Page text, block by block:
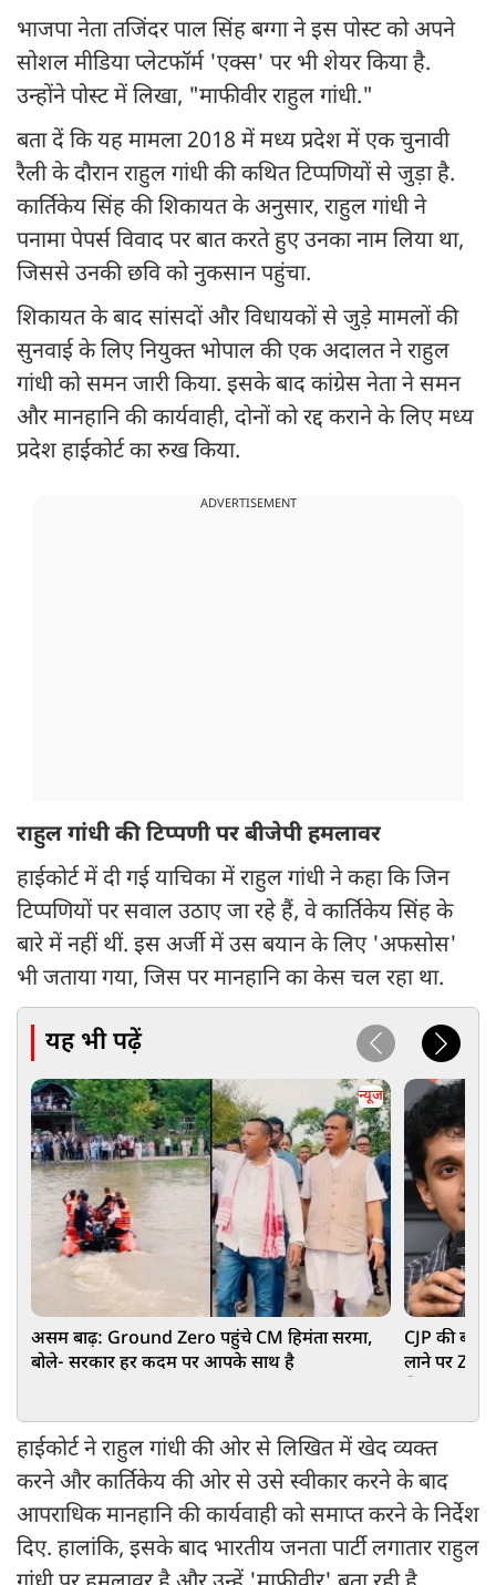
भाजपा नेता तजिंदर पाल सिंह बग्गा ने इस पोस्ट को अपने
सोशल मीडिया प्लेटफॉर्म 'एक्स' पर भी शेयर किया है.
उन्होंने पोस्ट में लिखा, "माफीवीर राहुल गांधी."
बता दें कि यह मामला 2018 में मध्य प्रदेश में एक चुनावी
रैली के दौरान राहुल गांधी की कथित टिप्पणियों से जुड़ा है.
कार्तिकेय सिंह की शिकायत के अनुसार, राहुल गांधी ने
पनामा पेपर्स विवाद पर बात करते हुए उनका नाम लिया था,
जिससे उनकी छवि को नुकसान पहुंचा.
शिकायत के बाद सांसदों और विधायकों से जुड़े मामलों की
सुनवाई के लिए नियुक्त भोपाल की एक अदालत ने राहुल
गांधी को समन जारी किया. इसके बाद कांग्रेस नेता ने समन
और मानहानि की कार्यवाही, दोनों को रद्द कराने के लिए मध्य
प्रदेश हाईकोर्ट का रुख किया.
ADVERTISEMENT
राहुल गांधी की टिप्पणी पर बीजेपी हमलावर
हाईकोर्ट में दी गई याचिका में राहुल गांधी ने कहा कि जिन
टिप्पणियों पर सवाल उठाए जा रहे हैं, वे कार्तिकेय सिंह के
बारे में नहीं थीं. इस अर्जी में उस बयान के लिए 'अफसोस'
भी जताया गया, जिस पर मानहानि का केस चल रहा था.
यह भी पढ़ें
न्यूज
असम बाढ़: Ground Zero पहुंचे CM हिमंता सरमा,
बोले- सरकार हर कदम पर आपके साथ है
CJP की बढ़ीं
लाने पर
हाईकोर्ट ने राहुल गांधी की ओर से लिखित में खेद व्यक्त
करने और कार्तिकेय की ओर से उसे स्वीकार करने के बाद
आपराधिक मानहानि की कार्यवाही को समाप्त करने के निर्देश
दिए. हालांकि, इसके बाद भारतीय जनता पार्टी लगातार राहुल